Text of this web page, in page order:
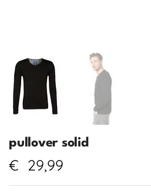
pullover solid
€ 29,99